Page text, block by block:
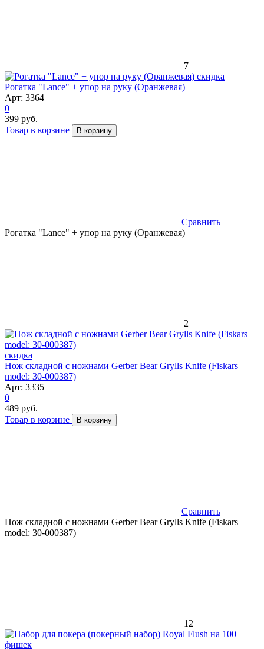
7
скидка
Рогатка "Lance" + упор на руку (Оранжевая)
Арт: 3364
0
399 руб.
Товар в корзине
В корзину
Сравнить
Рогатка "Lance" + упор на руку (Оранжевая)
2
скидка
Нож складной с ножнами Gerber Bear Grylls Knife (Fiskars
model: 30-000387)
Арт: 3335
0
489 руб.
Товар в корзине
В корзину
Сравнить
Нож складной с ножнами Gerber Bear Grylls Knife (Fiskars
model: 30-000387)
12